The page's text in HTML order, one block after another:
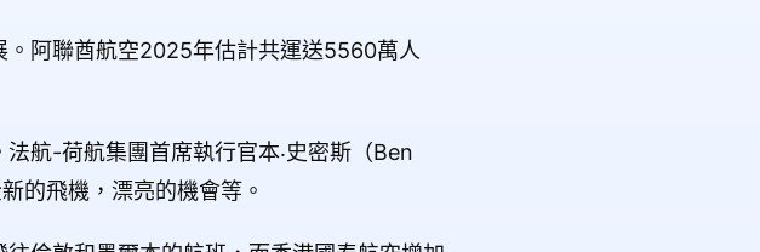
。阿聯酋航空2025年估計共運送5560萬人
航-荷航集團首席執行官本‧史密斯（Ben
的飛機，漂亮的機會等。